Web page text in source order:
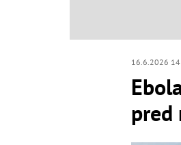
16.6.2026
pred